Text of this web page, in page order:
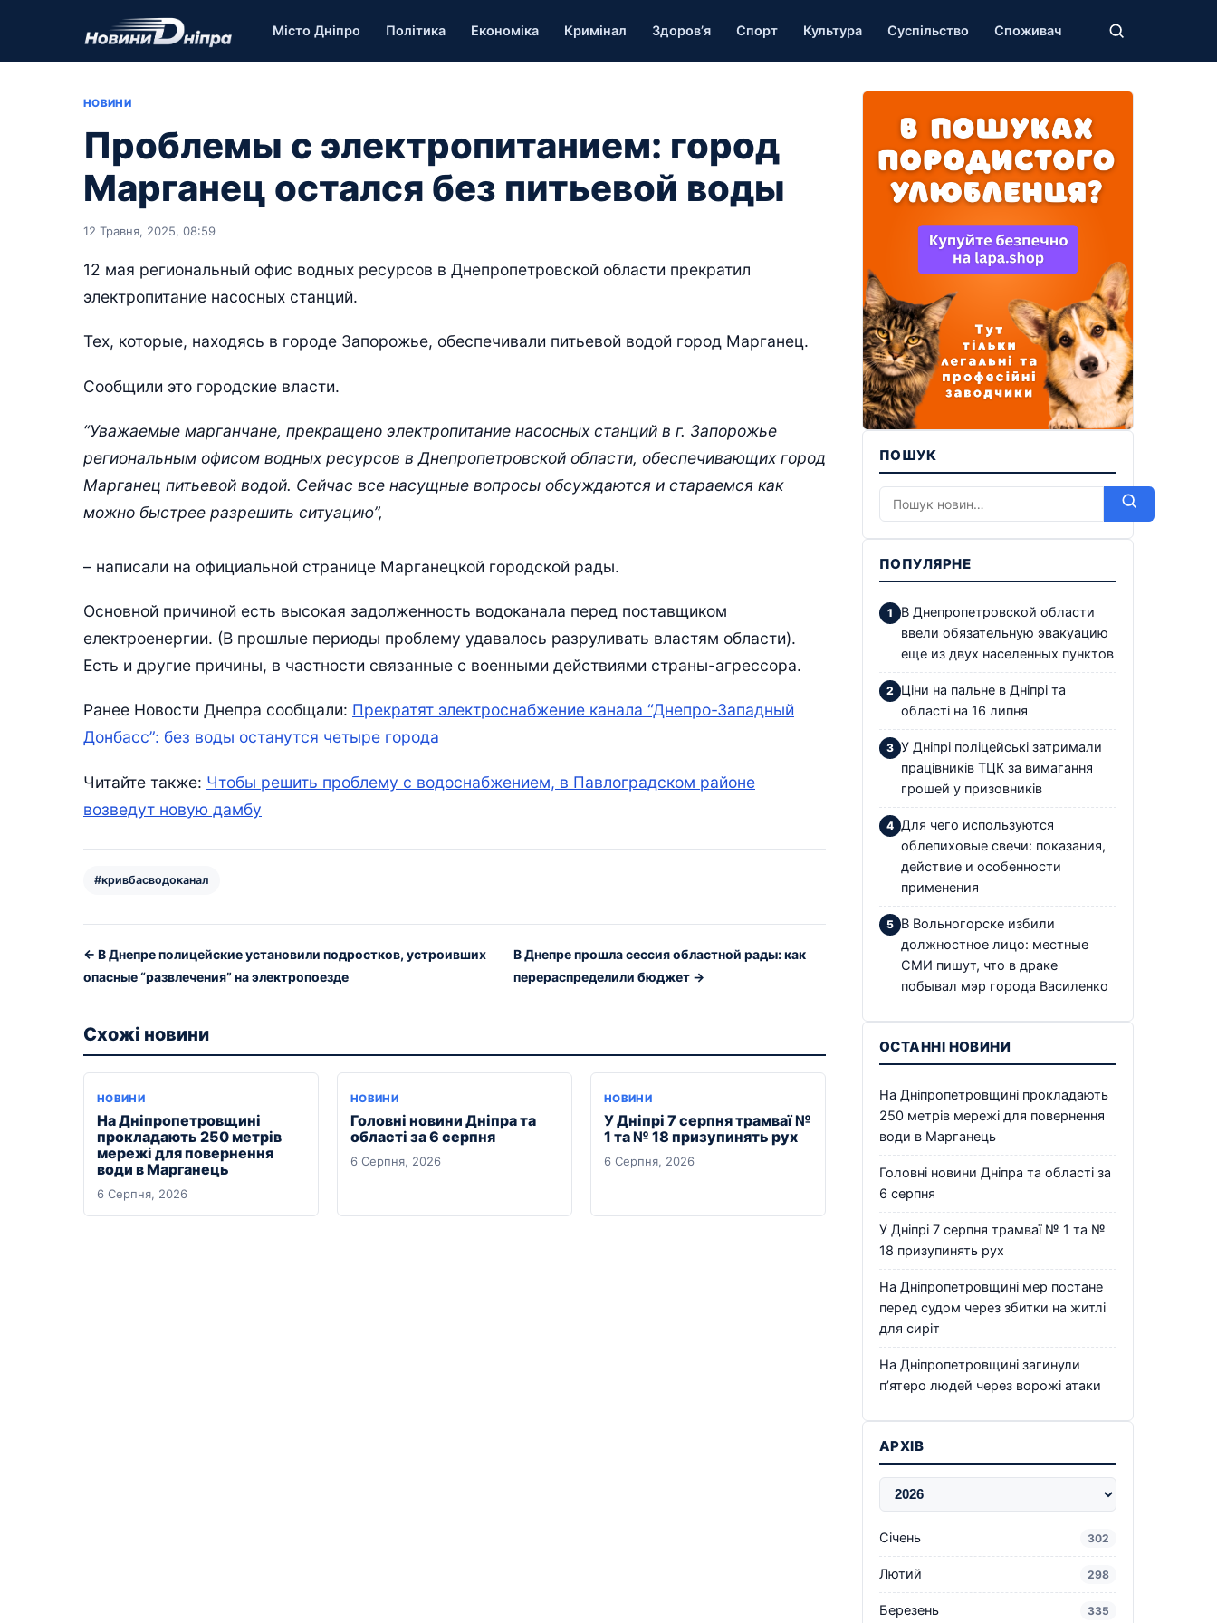
Місто Дніпро Політика Економіка Кримінал Здоров’я Спорт Культура Суспільство Споживач
НОВИНИ
Проблемы с электропитанием: город
Марганец остался без питьевой воды
12 Травня, 2025, 08:59
12 мая региональный офис водных ресурсов в Днепропетровской области прекратил
электропитание насосных станций.
Тех, которые, находясь в городе Запорожье, обеспечивали питьевой водой город Марганец.
Сообщили это городские власти.
“Уважаемые марганчане, прекращено электропитание насосных станций в г. Запорожье
региональным офисом водных ресурсов в Днепропетровской области, обеспечивающих город
Марганец питьевой водой. Сейчас все насущные вопросы обсуждаются и стараемся как
можно быстрее разрешить ситуацию”,
– написали на официальной странице Марганецкой городской рады.
Основной причиной есть высокая задолженность водоканала перед поставщиком
електроенергии. (В прошлые периоды проблему удавалось разруливать властям области).
Есть и другие причины, в частности связанные с военными действиями страны-агрессора.
Ранее Новости Днепра сообщали: Прекратят электроснабжение канала “Днепро-Западный
Донбасс”: без воды останутся четыре города
Читайте также: Чтобы решить проблему с водоснабжением, в Павлоградском районе
возведут новую дамбу
#кривбасводоканал
← В Днепре полицейские установили подростков, устроивших
опасные “развлечения” на электропоезде
В Днепре прошла сессия областной рады: как
перераспределили бюджет →
Схожі новини
НОВИНИ
На Дніпропетровщині
прокладають 250 метрів
мережі для повернення
води в Марганець
6 Серпня, 2026
НОВИНИ
Головні новини Дніпра та
області за 6 серпня
6 Серпня, 2026
НОВИНИ
У Дніпрі 7 серпня трамваї №
1 та № 18 призупинять рух
6 Серпня, 2026
ПОШУК
ПОПУЛЯРНЕ
В Днепропетровской области
ввели обязательную эвакуацию
еще из двух населенных пунктов
Ціни на пальне в Дніпрі та
області на 16 липня
У Дніпрі поліцейські затримали
працівників ТЦК за вимагання
грошей у призовників
Для чего используются
облепиховые свечи: показания,
действие и особенности
применения
В Вольногорске избили
должностное лицо: местные
СМИ пишут, что в драке
побывал мэр города Василенко
ОСТАННІ НОВИНИ
На Дніпропетровщині прокладають
250 метрів мережі для повернення
води в Марганець
Головні новини Дніпра та області за
6 серпня
У Дніпрі 7 серпня трамваї № 1 та №
18 призупинять рух
На Дніпропетровщині мер постане
перед судом через збитки на житлі
для сиріт
На Дніпропетровщині загинули
п’ятеро людей через ворожі атаки
АРХІВ
Січень 302
Лютий 298
Березень 335